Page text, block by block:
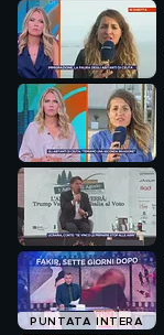
PUNTATA INTERA